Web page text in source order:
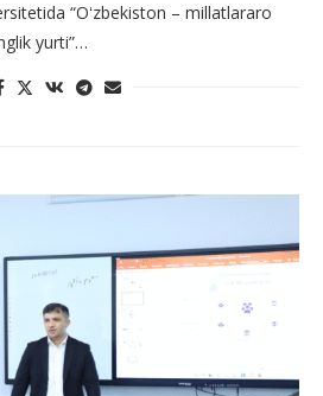
“Oʻzbekiston – millatlararo
yurti”…